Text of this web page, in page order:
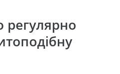
регулярно